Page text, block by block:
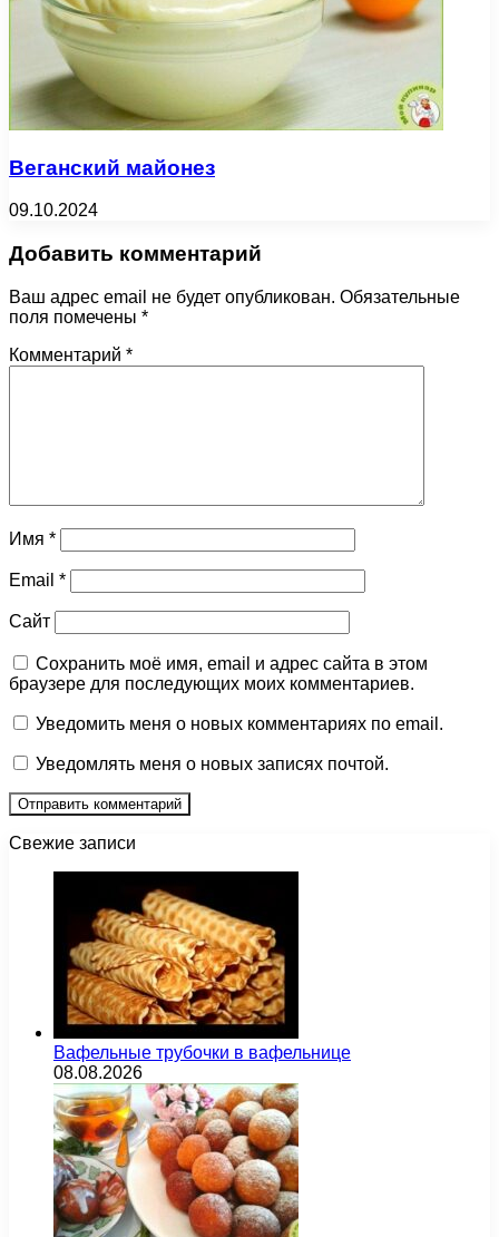
Веганский майонез
09.10.2024
Добавить комментарий
Ваш адрес email не будет опубликован. Обязательные
поля помечены *
Комментарий *
Имя *
Email *
Сайт
Сохранить моё имя, email и адрес сайта в этом
браузере для последующих моих комментариев.
Уведомить меня о новых комментариях по email.
Уведомлять меня о новых записях почтой.
Свежие записи
Вафельные трубочки в вафельнице
08.08.2026